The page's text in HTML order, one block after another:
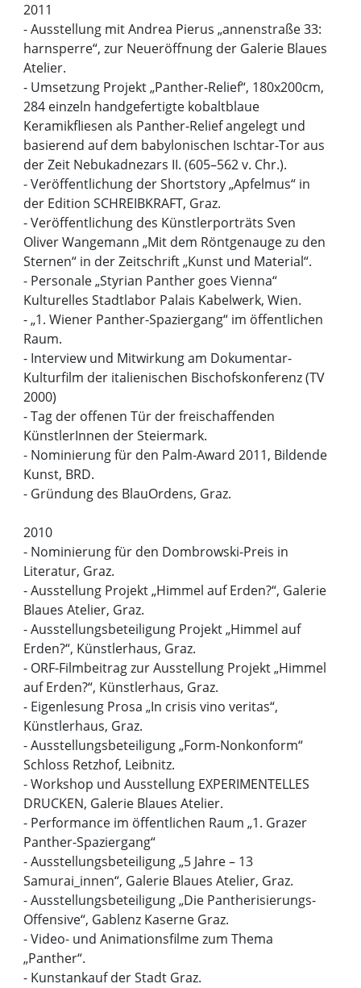
2011
- Ausstellung mit Andrea Pierus „annenstraße 33:
harnsperre“, zur Neueröffnung der Galerie Blaues
Atelier.
- Umsetzung Projekt „Panther-Relief“, 180x200cm,
284 einzeln handgefertigte kobaltblaue
Keramikfliesen als Panther-Relief angelegt und
basierend auf dem babylonischen Ischtar-Tor aus
der Zeit Nebukadnezars II. (605–562 v. Chr.).
- Veröffentlichung der Shortstory „Apfelmus“ in
der Edition SCHREIBKRAFT, Graz.
- Veröffentlichung des Künstlerporträts Sven
Oliver Wangemann „Mit dem Röntgenauge zu den
Sternen“ in der Zeitschrift „Kunst und Material“.
- Personale „Styrian Panther goes Vienna“
Kulturelles Stadtlabor Palais Kabelwerk, Wien.
- „1. Wiener Panther-Spaziergang“ im öffentlichen
Raum.
- Interview und Mitwirkung am Dokumentar-
Kulturfilm der italienischen Bischofskonferenz (TV
2000)
- Tag der offenen Tür der freischaffenden
KünstlerInnen der Steiermark.
- Nominierung für den Palm-Award 2011, Bildende
Kunst, BRD.
- Gründung des BlauOrdens, Graz.
2010
- Nominierung für den Dombrowski-Preis in
Literatur, Graz.
- Ausstellung Projekt „Himmel auf Erden?“, Galerie
Blaues Atelier, Graz.
- Ausstellungsbeteiligung Projekt „Himmel auf
Erden?“, Künstlerhaus, Graz.
- ORF-Filmbeitrag zur Ausstellung Projekt „Himmel
auf Erden?“, Künstlerhaus, Graz.
- Eigenlesung Prosa „In crisis vino veritas“,
Künstlerhaus, Graz.
- Ausstellungsbeteiligung „Form-Nonkonform“
Schloss Retzhof, Leibnitz.
- Workshop und Ausstellung EXPERIMENTELLES
DRUCKEN, Galerie Blaues Atelier.
- Performance im öffentlichen Raum „1. Grazer
Panther-Spaziergang“
- Ausstellungsbeteiligung „5 Jahre – 13
Samurai_innen“, Galerie Blaues Atelier, Graz.
- Ausstellungsbeteiligung „Die Pantherisierungs-
Offensive“, Gablenz Kaserne Graz.
- Video- und Animationsfilme zum Thema
„Panther“.
- Kunstankauf der Stadt Graz.